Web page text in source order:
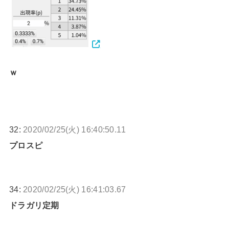
ｗ
32: 2020/02/25(火) 16:40:50.11
プロスピ
34: 2020/02/25(火) 16:41:03.67
ドラガリ定期